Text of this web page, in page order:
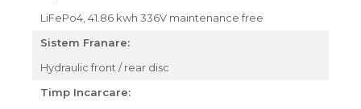
LiFePo4, 41.86 kwh 336V maintenance free
Sistem Franare:
Hydraulic front / rear disc
Timp Incarcare: